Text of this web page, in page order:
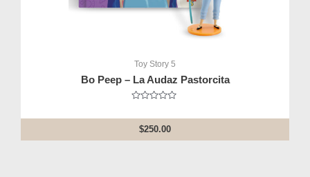
Toy Story 5
Bo Peep – La Audaz Pastorcita
out
of
5
$250.00